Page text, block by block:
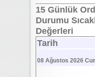
15 Günlük
Durumu
Değerleri
Tarih
08 Ağustos 2026